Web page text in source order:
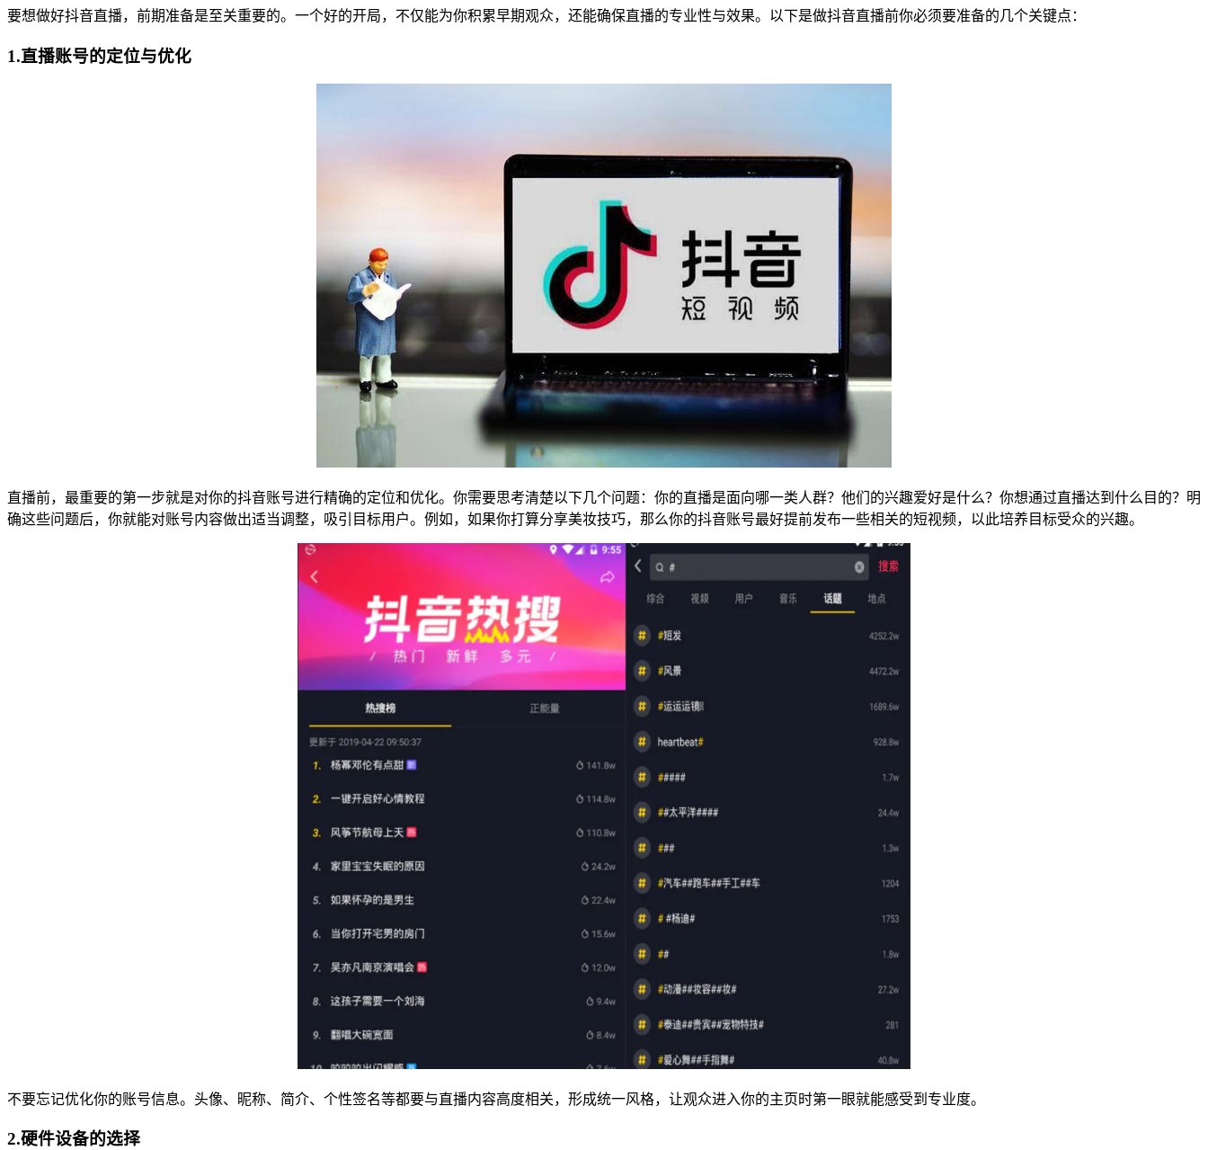
要想做好抖音直播，前期准备是至关重要的。一个好的开局，不仅能为你积累早期观众，还能确保直播的专业性与效果。以下是做抖音直播前你必须要准备的几个关键点：
1.直播账号的定位与优化
直播前，最重要的第一步就是对你的抖音账号进行精确的定位和优化。你需要思考清楚以下几个问题：你的直播是面向哪一类人群？他们的兴趣爱好是什么？你想通过直播达到什么目的？明
确这些问题后，你就能对账号内容做出适当调整，吸引目标用户。例如，如果你打算分享美妆技巧，那么你的抖音账号最好提前发布一些相关的短视频，以此培养目标受众的兴趣。
不要忘记优化你的账号信息。头像、昵称、简介、个性签名等都要与直播内容高度相关，形成统一风格，让观众进入你的主页时第一眼就能感受到专业度。
2.硬件设备的选择